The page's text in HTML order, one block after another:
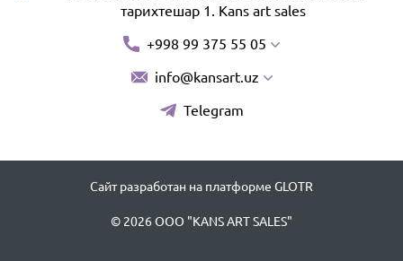
тарихтешар 1. Kans art sales
+998 99 375 55 05
info@kansart.uz
Telegram
Сайт разработан на платформе GLOTR
© 2026 OOO "KANS ART SALES"